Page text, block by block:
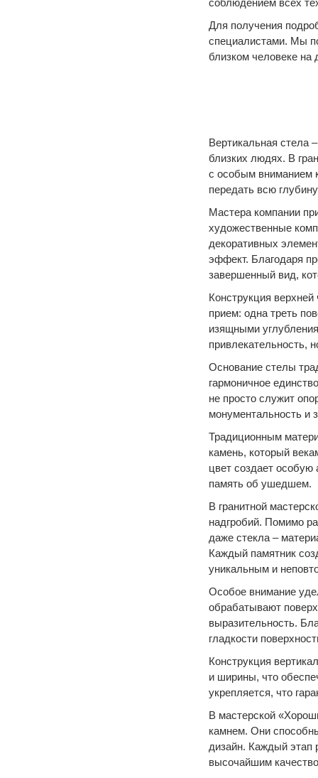
соблюдением всех
Для получения
специалистами. Мы
близком человеке на
Вертикальная стела
близких людях. В
с особым вниманием
передать всю
Мастера компании
художественные
декоративных
эффект. Благодаря
завершенный вид,
Конструкция
прием: одна треть
изящными
привлекательность,
Основание стелы
гармоничное
не просто служит
монументальность и
Традиционным
камень, который
цвет создает особую
память об ушедшем.
В гранитной
надгробий. Помимо
даже стекла –
Каждый памятник
уникальным и
Особое внимание
обрабатывают
выразительность.
гладкости
Конструкция
и ширины, что
укрепляется, что
В мастерской
камнем. Они
дизайн. Каждый этап
высочайшим